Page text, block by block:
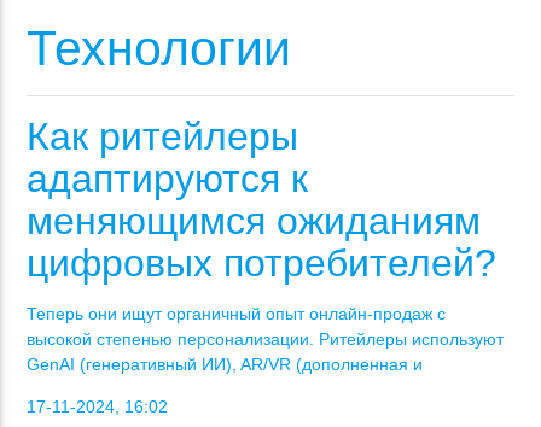
Технологии
Как ритейлеры
адаптируются к
меняющимся ожиданиям
цифровых потребителей?
Теперь они ищут органичный опыт онлайн-продаж с
высокой степенью персонализации. Ритейлеры используют
GenAI (генеративный ИИ), AR/VR (дополненная и
17-11-2024, 16:02